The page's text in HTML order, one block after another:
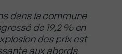
dans la commune
de 19,2 % en
des prix est
aux abords